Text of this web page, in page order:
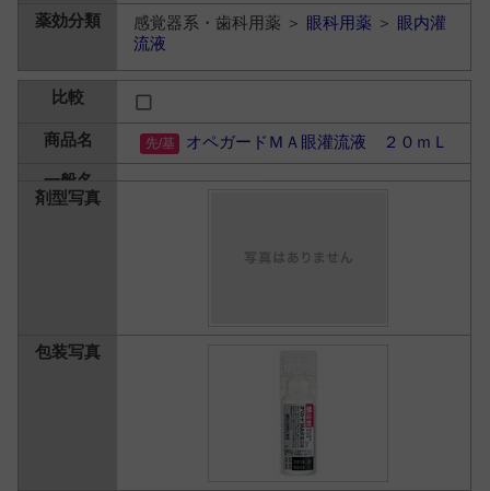
感覚器系・歯科用薬 ＞ 眼科用薬 ＞ 眼内灌
流液
オペガードＭＡ眼灌流液 ２０ｍＬ